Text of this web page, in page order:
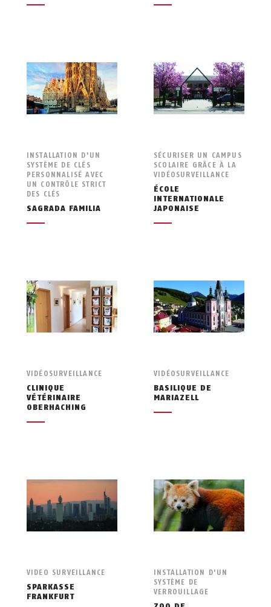
INSTALLATION D'UN
SYSTÈME DE CLÉS
PERSONNALISÉ AVEC
UN CONTRÔLE STRICT
DES CLÉS
SAGRADA FAMILIA
SÉCURISER UN CAMPUS
SCOLAIRE GRÂCE À LA
VIDÉOSURVEILLANCE
ÉCOLE
INTERNATIONALE
JAPONAISE
VIDÉOSURVEILLANCE
CLINIQUE
VÉTÉRINAIRE
OBERHACHING
VIDÉOSURVEILLANCE
BASILIQUE DE
MARIAZELL
VIDEO SURVEILLANCE
SPARKASSE
FRANKFURT
INSTALLATION D'UN
SYSTÈME DE
VERROUILLAGE